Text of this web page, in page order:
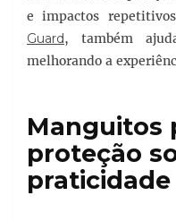
e impactos
Guard, também
melhorando a
Manguitos
proteção